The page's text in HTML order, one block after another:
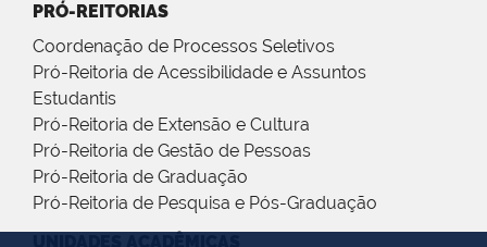
PRÓ-REITORIAS
Coordenação de Processos Seletivos
Pró-Reitoria de Acessibilidade e Assuntos
Estudantis
Pró-Reitoria de Extensão e Cultura
Pró-Reitoria de Gestão de Pessoas
Pró-Reitoria de Graduação
Pró-Reitoria de Pesquisa e Pós-Graduação